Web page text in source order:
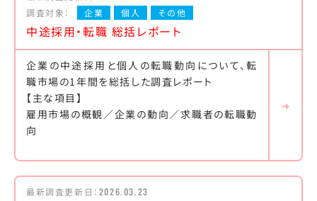
調査対象：
企業 個人 その他
中途採用・転職 総括レポート
企業の中途採用と個人の転職動向について、転
職市場の1年間を総括した調査レポート
【主な項目】
雇用市場の概観／企業の動向／求職者の転職動
向
最新調査更新日： 2026.03.23